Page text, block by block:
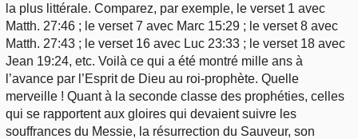
la plus littérale. Comparez, par exemple, le verset 1 avec
Matth. 27:46 ; le verset 7 avec Marc 15:29 ; le verset 8 avec
Matth. 27:43 ; le verset 16 avec Luc 23:33 ; le verset 18 avec
Jean 19:24, etc. Voilà ce qui a été montré mille ans à
l’avance par l’Esprit de Dieu au roi-prophète. Quelle
merveille ! Quant à la seconde classe des prophéties, celles
qui se rapportent aux gloires qui devaient suivre les
souffrances du Messie, la résurrection du Sauveur, son